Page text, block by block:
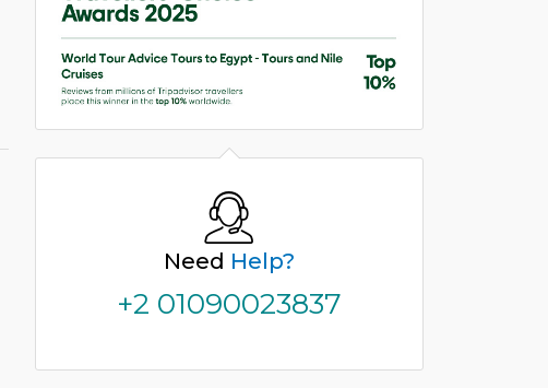
Need Help?
+2 01090023837